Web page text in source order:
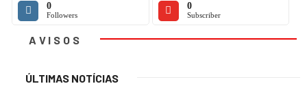
0
Followers
0
Subscriber
AVISOS
ÚLTIMAS NOTÍCIAS